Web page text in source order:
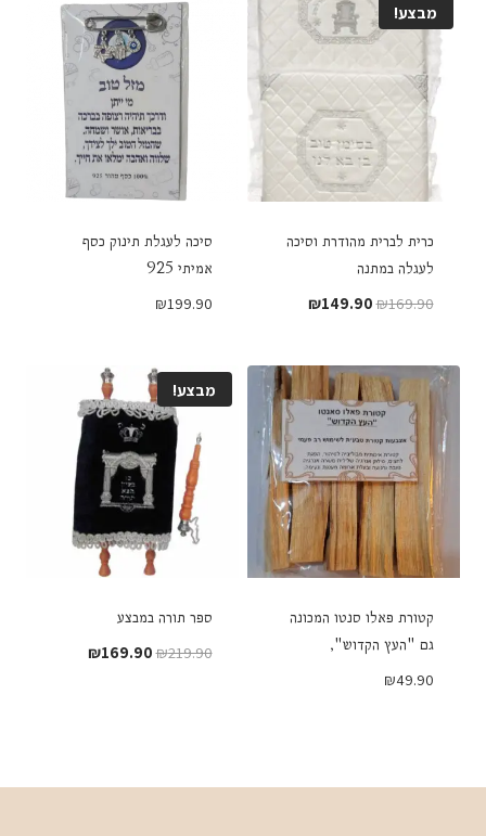
מבצע!
כרית לברית מהודרת וסיכה
לעגלה במתנה
₪169.90
המחיר
₪169.90.
₪149.90 המחיר
₪149.90.
סיכה לעגלת תינוק כסף
אמיתי 925
₪199.90
קטורת פאלו סנטו המכונה
גם "העץ הקדוש",
₪49.90
מבצע!
ספר תורה במבצע
₪219.90
המחיר
₪169.90 המחיר